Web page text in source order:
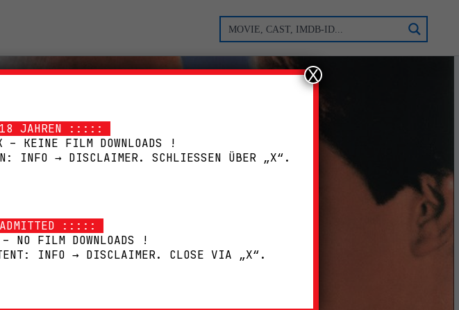
JAHREN :::::
– KEINE FILM DOWNLOADS !
INFO → DISCLAIMER. SCHLIESSEN ÜBER „X“.
:::::
– NO FILM DOWNLOADS !
INFO → DISCLAIMER. CLOSE VIA „X“.
X